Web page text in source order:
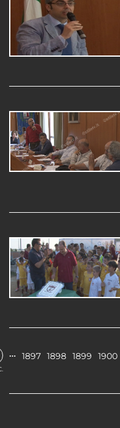
… 1897 1898 1899 1900